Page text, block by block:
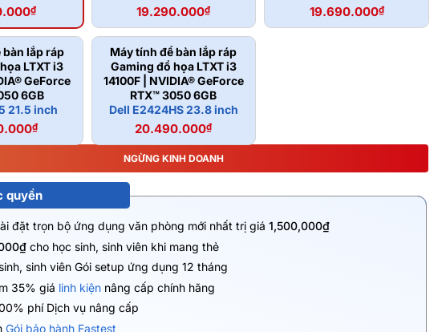
₫ 19.290.000₫ 19.690.000₫
bàn lắp ráp
LTXT i3
GeForce
6GB
21.5 inch
₫
Máy tính để bàn lắp ráp
Gaming đồ họa LTXT i3
14100F | NVIDIA® GeForce
RTX™ 3050 6GB
Dell E2424HS 23.8 inch
20.490.000₫
NGỪNG KINH DOANH
quyền
đặt trọn bộ ứng dụng văn phòng mới nhất trị giá 1,500,000₫
cho học sinh, sinh viên khi mang thẻ
sinh viên Gói setup ứng dụng 12 tháng
35% giá linh kiện nâng cấp chính hãng
phí Dịch vụ nâng cấp
Gói bảo hành Fastest